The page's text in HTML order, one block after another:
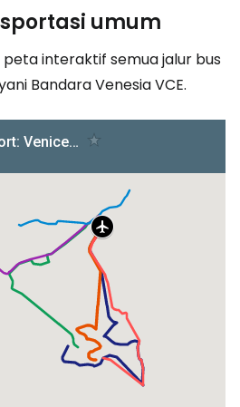
umum
interaktif semua jalur bus
Bandara Venesia VCE.